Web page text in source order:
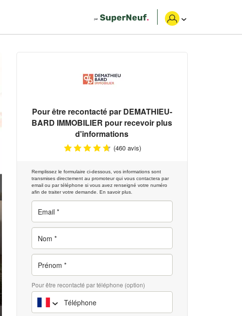
Pour être recontacté par DEMATHIEU-
BARD IMMOBILIER pour recevoir plus
d'informations
(460 avis)
Remplissez le formulaire ci-dessous, vos informations sont
transmises directement au promoteur qui vous contactera par
email ou par téléphone si vous avez renseigné votre numéro
afin de traiter votre demande. En savoir plus.
Pour être recontacté par téléphone (option)